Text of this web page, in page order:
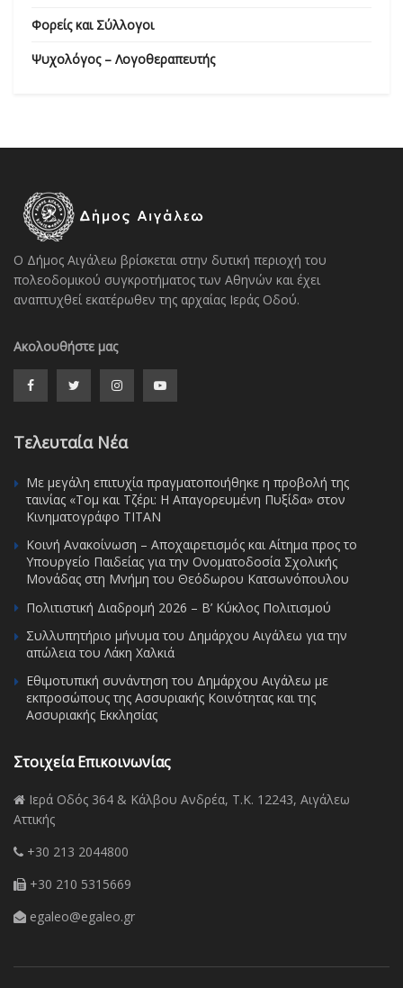
Φορείς και Σύλλογοι
Ψυχολόγος – Λογοθεραπευτής
Ο Δήμος Αιγάλεω βρίσκεται στην δυτική περιοχή του
πολεοδομικού συγκροτήματος των Αθηνών και έχει
αναπτυχθεί εκατέρωθεν της αρχαίας Ιεράς Οδού.
Ακολουθήστε μας
Τελευταία Νέα
Με μεγάλη επιτυχία πραγματοποιήθηκε η προβολή της
ταινίας «Τομ και Τζέρι: Η Απαγορευμένη Πυξίδα» στον
Κινηματογράφο ΤΙΤΑΝ
Κοινή Ανακοίνωση – Αποχαιρετισμός και Αίτημα προς το
Υπουργείο Παιδείας για την Ονοματοδοσία Σχολικής
Μονάδας στη Μνήμη του Θεόδωρου Κατσωνόπουλου
Πολιτιστική Διαδρομή 2026 – Β’ Κύκλος Πολιτισμού
Συλλυπητήριο μήνυμα του Δημάρχου Αιγάλεω για την
απώλεια του Λάκη Χαλκιά
Εθιμοτυπική συνάντηση του Δημάρχου Αιγάλεω με
εκπροσώπους της Ασσυριακής Κοινότητας και της
Ασσυριακής Εκκλησίας
Στοιχεία Επικοινωνίας
Ιερά Οδός 364 & Κάλβου Ανδρέα, Τ.Κ. 12243, Αιγάλεω
Αττικής
+30 213 2044800
+30 210 5315669
egaleo@egaleo.gr